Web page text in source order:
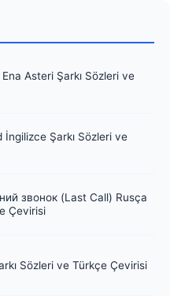
Asteri Şarkı Sözleri ve
Şarkı Sözleri ve
звонок (Last Call) Rusça
Çevirisi
Sözleri ve Türkçe Çevirisi